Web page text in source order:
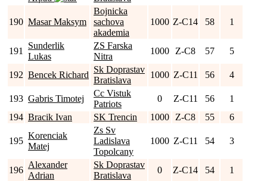
190 Masar Maksym
Bojnicka
sachova
akademia
1000 Z-C14 58 1
191
Sunderlik
Lukas
ZS Farska
Nitra
1000 Z-C8 57 5
192 Bencek Richard
Sk Doprastav
Bratislava
1000 Z-C11 56 4
193 Gabris Timotej
Cc Vistuk
Patriots
0 Z-C11 56
1
194 Bracik Ivan SK Trencin 1000 Z-C8 55 6
195
Korenciak
Matej
Zs Sv
Ladislava
Topolcany
1000 Z-C11 54 3
196
Alexander
Adrian
Sk Doprastav
Bratislava
0 Z-C14 54 1